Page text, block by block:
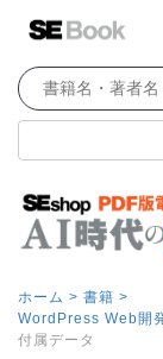
ホーム > 書籍 >
WordPress Web開
付属データ